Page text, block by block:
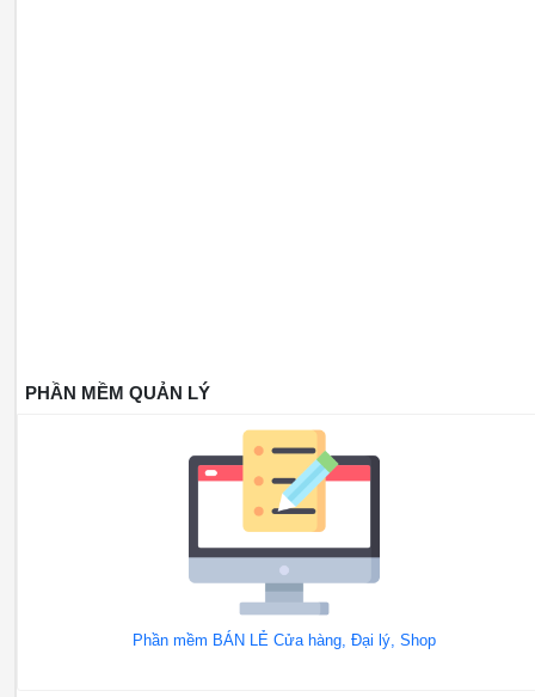
PHẦN MỀM QUẢN LÝ
Phần mềm BÁN LẺ Cửa hàng, Đại lý, Shop